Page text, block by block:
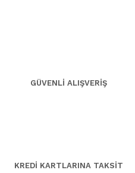
GÜVENLİ ALIŞVERİŞ
KREDİ KARTLARINA TAKSİT